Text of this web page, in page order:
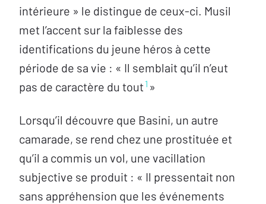
intérieure » le distingue de ceux-ci. Musil
met l’accent sur la faiblesse des
identifications du jeune héros à cette
période de sa vie : « Il semblait qu’il n’eut
pas de caractère du tout1 »
Lorsqu’il découvre que Basini, un autre
camarade, se rend chez une prostituée et
qu’il a commis un vol, une vacillation
subjective se produit : « Il pressentait non
sans appréhension que les événements